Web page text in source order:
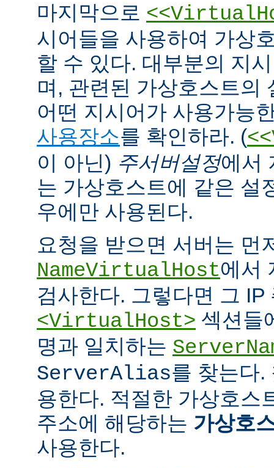
마지막으로
시어들을 사용하여 가상
할 수 있다. 대부분의 지
며, 관련된 가상호스트의
어떤 지시어가 사용가능
사용장소를 확인하라. (
이 아닌) 주서버설정에서
는 가상호스트에 같은 설
우에만 사용된다.
요청을 받으면 서버는 먼
NameVirtualHost에서
검사한다. 그렇다면 그 IP
<VirtualHost> 섹션들
명과 일치하는
ServerAlias를 찾는다.
용한다. 적절한 가상호스
주소에 해당하는 가상호
사용한다.